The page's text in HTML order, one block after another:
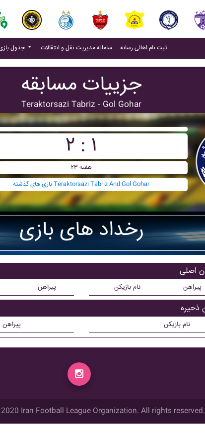
جدول بازی ها سامانه مدیریت نقل و انتقالات (current)
ثبت نام اهالی رسانه(current)
جزییات مسابقه
Teraktorsazi Tabriz - Gol Gohar
۲ : ۱
هفته ۲۳
بازی های گذشته Teraktorsazi Tabriz And Gol Gohar
رخداد های بازی
پیراهن
پیراهن
نام بازیکن پیراهن
نام بازیکن
Iran Football League Organization. All rights reserved.